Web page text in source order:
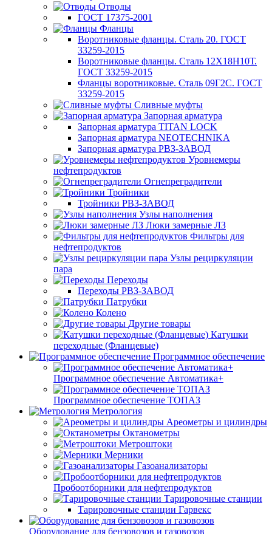
Отводы
ГОСТ 17375-2001
Фланцы
Воротниковые фланцы. Сталь 20. ГОСТ
33259-2015
Воротниковые фланцы. Сталь 12Х18Н10Т.
ГОСТ 33259-2015
Фланцы воротниковые. Сталь 09Г2С. ГОСТ
33259-2015
Сливные муфты
Запорная арматура
Запорная арматура TITAN LOCK
Запорная арматура NEOTECHNIKA
Запорная арматура РВЗ-ЗАВОД
Уровнемеры
нефтепродуктов
Огнепреградители
Тройники
Тройники РВЗ-ЗАВОД
Узлы наполнения
Люки замерные ЛЗ
Фильтры для
нефтепродуктов
Узлы рециркуляции
пара
Переходы
Переходы РВЗ-ЗАВОД
Патрубки
Колено
Другие товары
Катушки
переходные (Фланцевые)
Программное обеспечение
Программное обеспечение Автоматика+
Программное обеспечение ТОПАЗ
Метрология
Ареометры и цилиндры
Октанометры
Метроштоки
Мерники
Газоанализаторы
Пробоотборники для нефтепродуктов
Тарировочные станции
Тарировочные станции Гарвекс
Оборудование для бензовозов и газовозов